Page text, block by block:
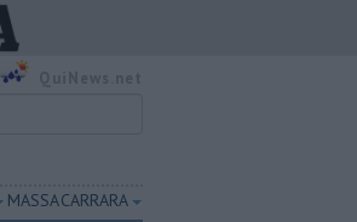
MASSA CARRARA